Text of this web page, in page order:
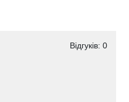
Відгуків: 0